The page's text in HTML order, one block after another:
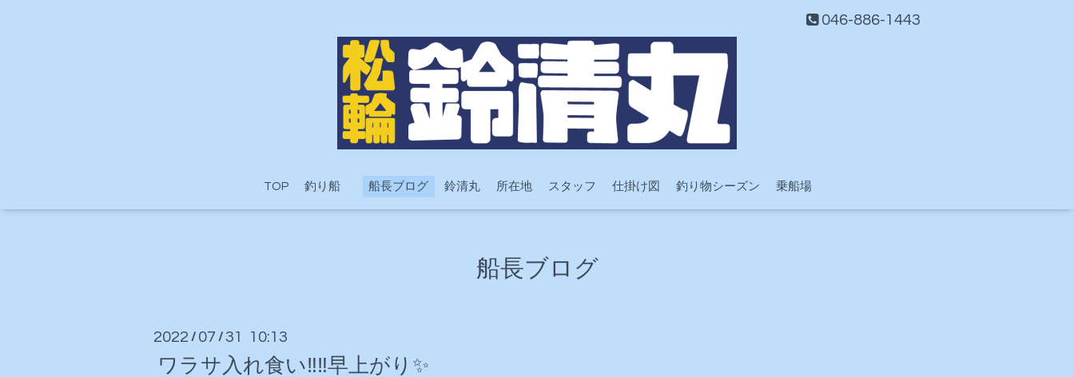
046-886-1443
TOP 釣り船 船長ブログ 鈴清丸 所在地 スタッフ 仕掛け図 釣り物シーズン 乗船場
船長ブログ
2022 / 07 /31 10:13
ワラサ入れ食い‼️‼️早上がり✨